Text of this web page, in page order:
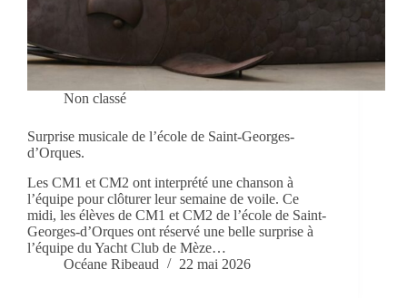
Non classé
Surprise musicale de l’école de Saint-Georges-
d’Orques.
Les CM1 et CM2 ont interprété une chanson à
l’équipe pour clôturer leur semaine de voile. Ce
midi, les élèves de CM1 et CM2 de l’école de Saint-
Georges-d’Orques ont réservé une belle surprise à
l’équipe du Yacht Club de Mèze…
Océane Ribeaud
22 mai 2026